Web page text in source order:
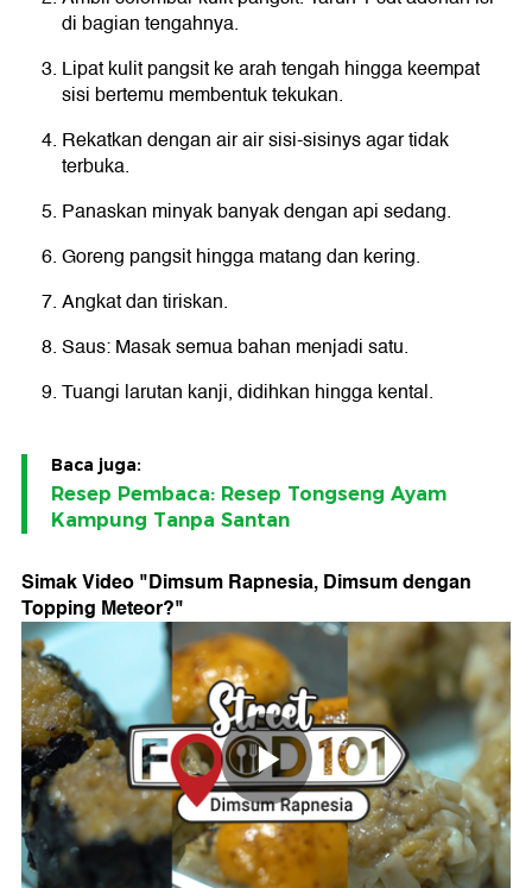
di bagian tengahnya.
Lipat kulit pangsit ke arah tengah hingga keempat
sisi bertemu membentuk tekukan.
Rekatkan dengan air air sisi-sisinys agar tidak
terbuka.
Panaskan minyak banyak dengan api sedang.
Goreng pangsit hingga matang dan kering.
Angkat dan tiriskan.
Saus: Masak semua bahan menjadi satu.
Tuangi larutan kanji, didihkan hingga kental.
Baca juga:
Resep Pembaca: Resep Tongseng Ayam
Kampung Tanpa Santan
Simak Video "Dimsum Rapnesia, Dimsum dengan
Topping Meteor?"